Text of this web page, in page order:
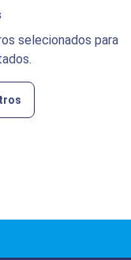
selecionados para